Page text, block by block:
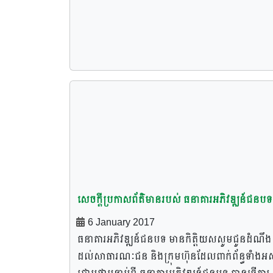
សេចក្តីប្រកាសព័ត៌មានរបស់ ធនាគារអភិវឌ្ឍន៍ជនបទ
6 January 2017
ធនាគារអភិវឌ្ឍន៍ជនបទ មានកិតិ្តយសសូមជូនដំណឹង
ដល់សាធារណៈជន និងក្រុមហ៊ុនដែលពាក់ព័ន្ធទាំងអ